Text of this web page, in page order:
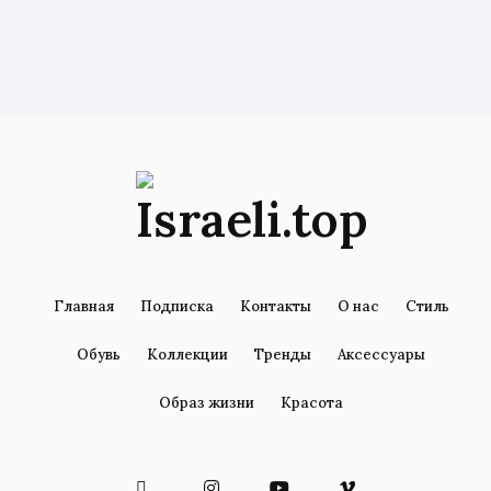
Главная Подписка Контакты О нас Стиль
Обувь Коллекции Тренды Аксессуары
Образ жизни Красота